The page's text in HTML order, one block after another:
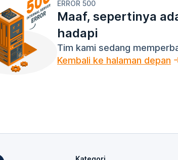
ERROR 500
Maaf, sepertinya
hadapi
Tim kami sedang
Kembali ke halaman depan